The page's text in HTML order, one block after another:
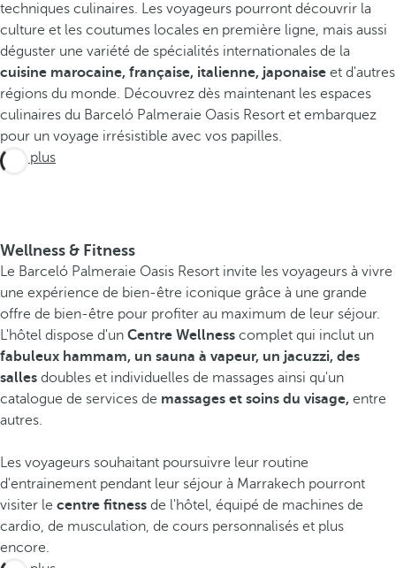
techniques culinaires. Les voyageurs pourront découvrir la
culture et les coutumes locales en première ligne, mais aussi
déguster une variété de spécialités internationales de la
cuisine marocaine, française, italienne, japonaise et d'autres
régions du monde. Découvrez dès maintenant les espaces
culinaires du Barceló Palmeraie Oasis Resort et embarquez
pour un voyage irrésistible avec vos papilles.
Voir plus
Wellness & Fitness
Le Barceló Palmeraie Oasis Resort invite les voyageurs à vivre
une expérience de bien-être iconique grâce à une grande
offre de bien-être pour profiter au maximum de leur séjour.
L'hôtel dispose d'un Centre Wellness complet qui inclut un
fabuleux hammam, un sauna à vapeur, un jacuzzi, des
salles doubles et individuelles de massages ainsi qu'un
catalogue de services de massages et soins du visage, entre
autres.
Les voyageurs souhaitant poursuivre leur routine
d'entrainement pendant leur séjour à Marrakech pourront
visiter le centre fitness de l'hôtel, équipé de machines de
cardio, de musculation, de cours personnalisés et plus
encore.